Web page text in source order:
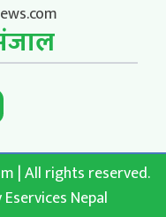
| All rights reserved.
Eservices Nepal